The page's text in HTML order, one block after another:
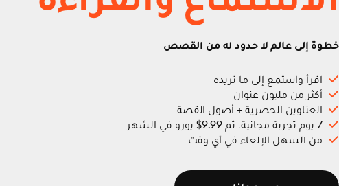
خطوة إلى عالم لا حدود له من القصص
اقرأ واستمع إلى ما تريده
أكثر من مليون عنوان
العناوين الحصرية + أصول القصة
7 يوم تجربة مجانية، ثم 9.99$ يورو في الشهر
من السهل الإلغاء في أي وقت